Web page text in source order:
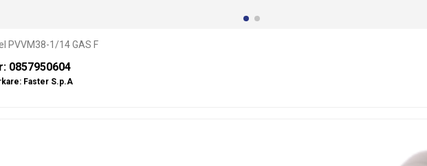
PVVM38-1/14 GAS F
0857950604
Faster S.p.A